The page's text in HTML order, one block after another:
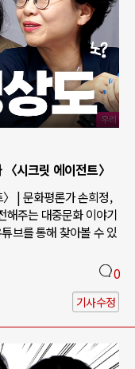
시크릿 에이전트〉
| 문화평론가 손희정,
해주는 대중문화 이야기
브를 통해 찾아볼 수 있
0
기사수정